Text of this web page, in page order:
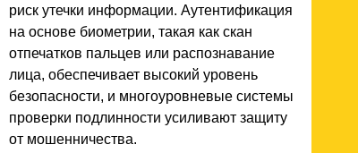
риск утечки информации. Аутентификация
на основе биометрии, такая как скан
отпечатков пальцев или распознавание
лица, обеспечивает высокий уровень
безопасности, и многоуровневые системы
проверки подлинности усиливают защиту
от мошенничества.